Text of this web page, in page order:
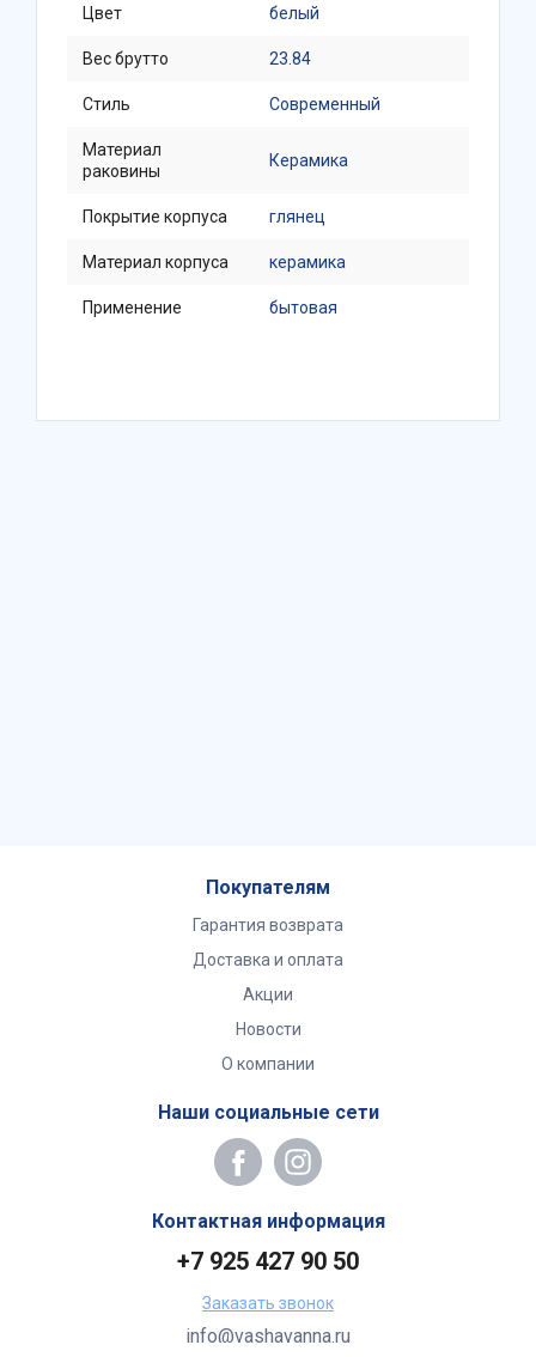
Цвет белый
Вес брутто 23.84
Стиль Современный
Материал
раковины
Керамика
Покрытие корпуса глянец
Материал корпуса керамика
Применение бытовая
Покупателям
Гарантия возврата
Доставка и оплата
Акции
Новости
О компании
Наши социальные сети
Контактная информация
+7 925 427 90 50
Заказать звонок
info@vashavanna.ru